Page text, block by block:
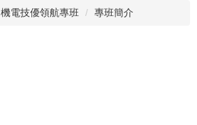
機電技優領航專班 專班簡介